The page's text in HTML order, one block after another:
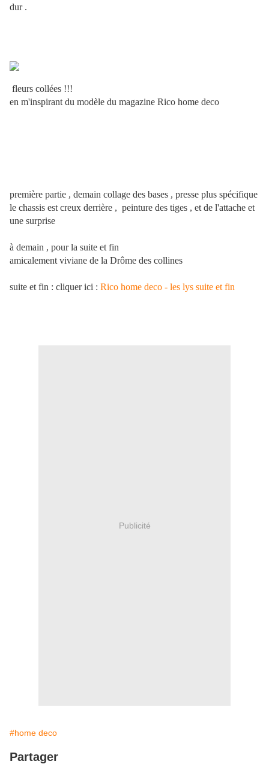
dur .
fleurs collées !!!
en m'inspirant du modèle du magazine Rico home deco
première partie , demain collage des bases , presse plus spécifique
le chassis est creux derrière , peinture des tiges , et de l'attache et
une surprise
à demain , pour la suite et fin
amicalement viviane de la Drôme des collines
suite et fin : cliquer ici : Rico home deco - les lys suite et fin
Publicité
#home deco
Partager